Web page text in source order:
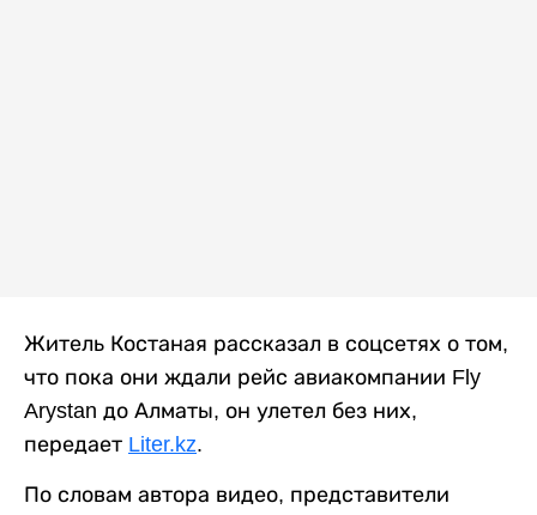
Житель Костаная рассказал в соцсетях о том,
что пока они ждали рейс авиакомпании Fly
Arystan до Алматы, он улетел без них,
передает Liter.kz.
По словам автора видео, представители